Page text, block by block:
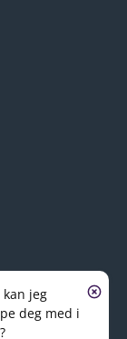
kan jeg
deg med i